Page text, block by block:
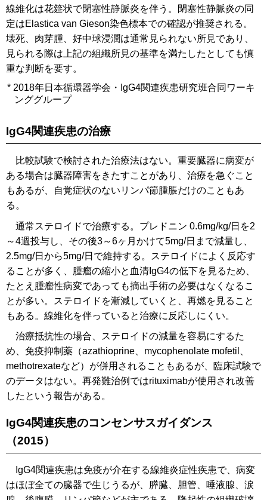
線維化は花筵状で閉塞性静脈炎を伴う。閉塞性静脈炎の同
定はElastica van Gieson染色標本での確認が推奨される。
壊死、肉芽腫、好中球浸潤は通常見られない所見であり、
見られる際は上記の組織所見の基準を満たしたとしても慎
重な判断を要す。
* 2018年日本循環器学会・IgG4関連疾患研究班合同ワーキ
ンググループ
IgG4関連疾患の治療
比較試験で検討された治療法はない。重要臓器に病変が
ある場合は臓器障害をきたすことがあり、治療を急ぐこと
もあるが、自覚症状のないリンパ節腫脹だけのこともあ
る。
通常ステロイドで治療する。プレドニン 0.6mg/kg/日を2
～4週投与し、その後3～6ヶ月かけて5mg/日まで減量し、
2.5mg/日から5mg/日で維持する。ステロイドによく反応す
ることが多く、腫瘤の縮小と血清IgG4の低下を見るため、
たとえ腫瘤性病変であっても摘出手術の必要はなくなるこ
とが多い。ステロイドを漸減していくと、再燃を見ること
もある。線維化を伴っていると治療に反応しにくい。
治療抵抗性の場合、ステロイドの減量を容易にするた
め、免疫抑制薬（azathioprine、mycophenolate mofetil、
methotrexateなど）が併用されることもあるが、臨床試験で
のデータはない。再発難治例ではrituximabが使用され改善
したという報告がある。
IgG4関連疾患のコンセンサスガイダンス
（2015）
IgG4関連疾患は免疫が介在する線維炎症性疾患で、病変
はほぼ全ての臓器で生じうるが、膵臓、胆管、唾液腺、涙